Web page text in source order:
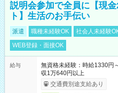
説明会参加で全員に【現
ト】生活のお手伝い
派遣 職種未経験OK 社会人未経験
WEB登録・面接OK
給与
無資格未経験：時給1330
収1万640円以上
交通費別途支給あり